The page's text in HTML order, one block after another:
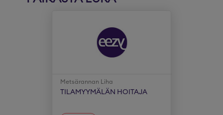
Metsärannan Liha
TILAMYYMÄLÄN HOITAJA